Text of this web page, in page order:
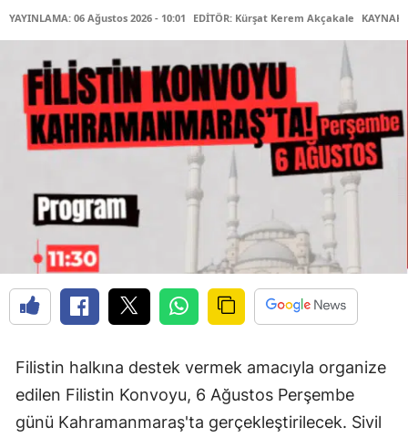
YAYINLAMA: 06 Ağustos 2026 - 10:01 EDİTÖR: Kürşat Kerem Akçakale
Filistin halkına destek vermek amacıyla organize
edilen Filistin Konvoyu, 6 Ağustos Perşembe
günü Kahramanmaraş'ta gerçekleştirilecek. Sivil